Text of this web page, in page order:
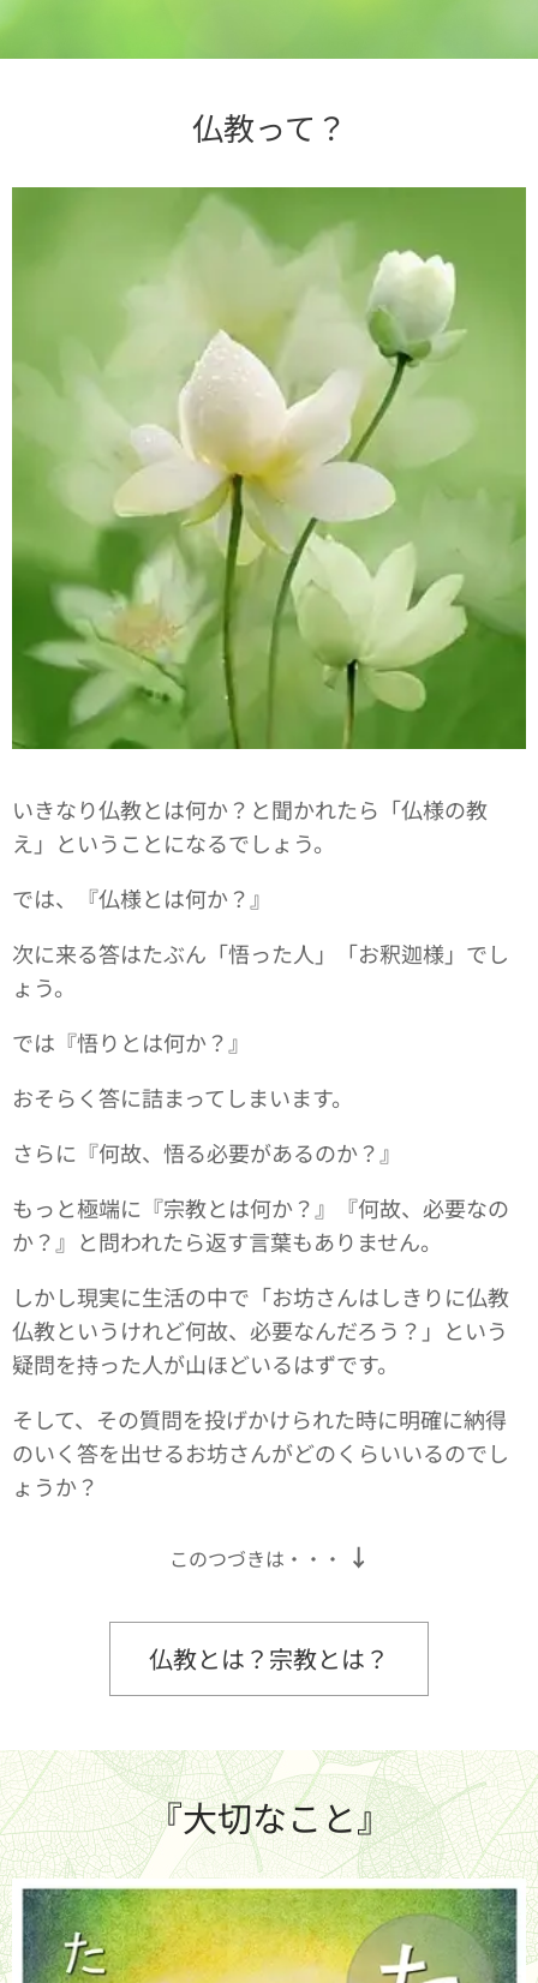
仏教って？
いきなり仏教とは何か？と聞かれたら「仏様の教
え」ということになるでしょう。
では、『仏様とは何か？』
次に来る答はたぶん「悟った人」「お釈迦様」でし
ょう。
では『悟りとは何か？』
おそらく答に詰まってしまいます。
さらに『何故、悟る必要があるのか？』
もっと極端に『宗教とは何か？』『何故、必要なの
か？』と問われたら返す言葉もありません。
しかし現実に生活の中で「お坊さんはしきりに仏教
仏教というけれど何故、必要なんだろう？」という
疑問を持った人が山ほどいるはずです。
そして、その質問を投げかけられた時に明確に納得
のいく答を出せるお坊さんがどのくらいいるのでし
ょうか？
このつづきは・・・ ↓
仏教とは？宗教とは？
『大切なこと』